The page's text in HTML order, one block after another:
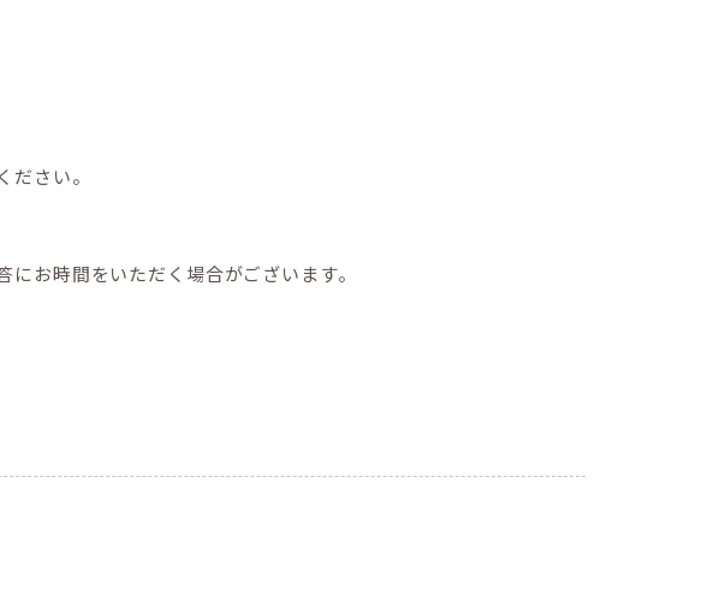
さい。
お時間をいただく場合がございます。